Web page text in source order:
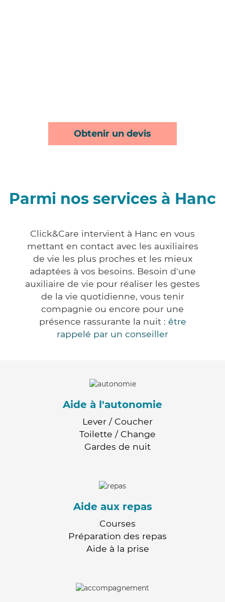
Obtenir un devis
Parmi nos services à Hanc
Click&Care intervient à Hanc en vous
mettant en contact avec les auxiliaires
de vie les plus proches et les mieux
adaptées à vos besoins. Besoin d'une
auxiliaire de vie pour réaliser les gestes
de la vie quotidienne, vous tenir
compagnie ou encore pour une
présence rassurante la nuit : être
rappelé par un conseiller
Aide à l'autonomie
Lever / Coucher
Toilette / Change
Gardes de nuit
Aide aux repas
Courses
Préparation des repas
Aide à la prise